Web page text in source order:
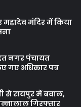
महादेव मंदिर में किया
नगर पंचायत
गए अधिकार पत्र
से रायपुर में बवाल,
गिरफ्तार